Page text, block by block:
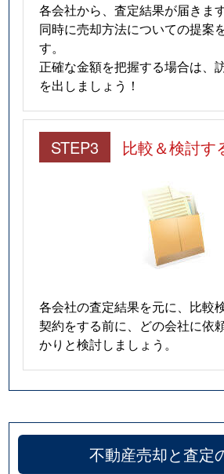
各会社から、査定結果が届きます
同時に売却方法についての提案
す。
正確な金額を把握する場合は、
を出しましょう！
STEP3 比較＆検討す
各会社の査定結果を元に、比較
契約をする前に、どの会社に依
かりと検討しましょう。
不動産売却と査定